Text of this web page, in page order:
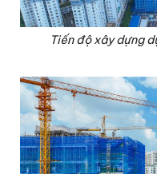
Tiến độ xây dựng